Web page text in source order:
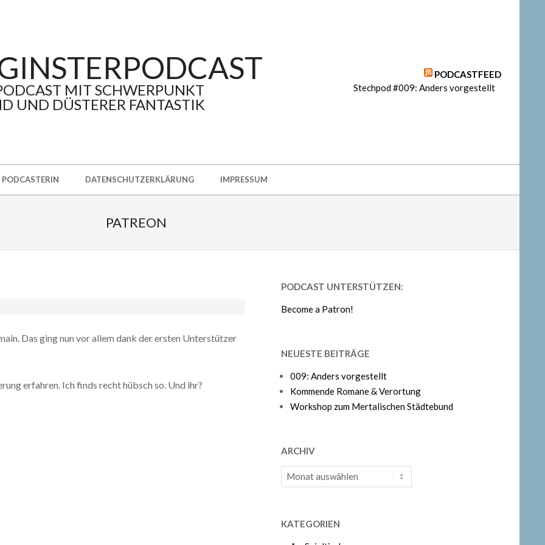
MIT SCHWERPUNKT
UND DÜSTERER FANTASTIK
PODCASTFEED
Stechpod #009: Anders vorgestellt
PODCASTERIN DATENSCHUTZERKLÄRUNG IMPRESSUM
PATREON
Das ging nun vor allem dank der ersten Unterstützer
erfahren. Ich finds recht hübsch so. Und ihr?
PODCAST UNTERSTÜTZEN:
Become a Patron!
NEUESTE BEITRÄGE
009: Anders vorgestellt
Kommende Romane & Verortung
Workshop zum Mertalischen Städtebund
ARCHIV
Archiv
KATEGORIEN